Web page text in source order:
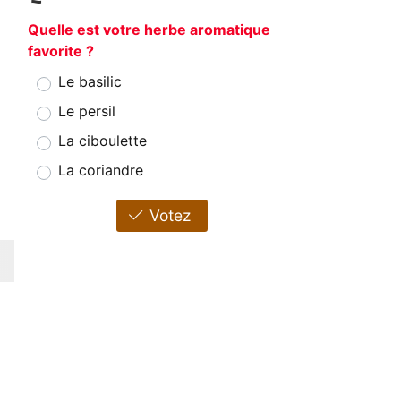
Quelle est votre herbe aromatique
favorite ?
Le basilic
Le persil
La ciboulette
La coriandre
Votez